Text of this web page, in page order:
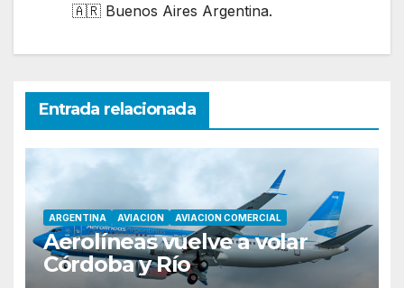
🇦🇷 Buenos Aires Argentina.
Entrada relacionada
ARGENTINA AVIACION AVIACION COMERCIAL
Aerolíneas vuelve a volar
Córdoba y Río